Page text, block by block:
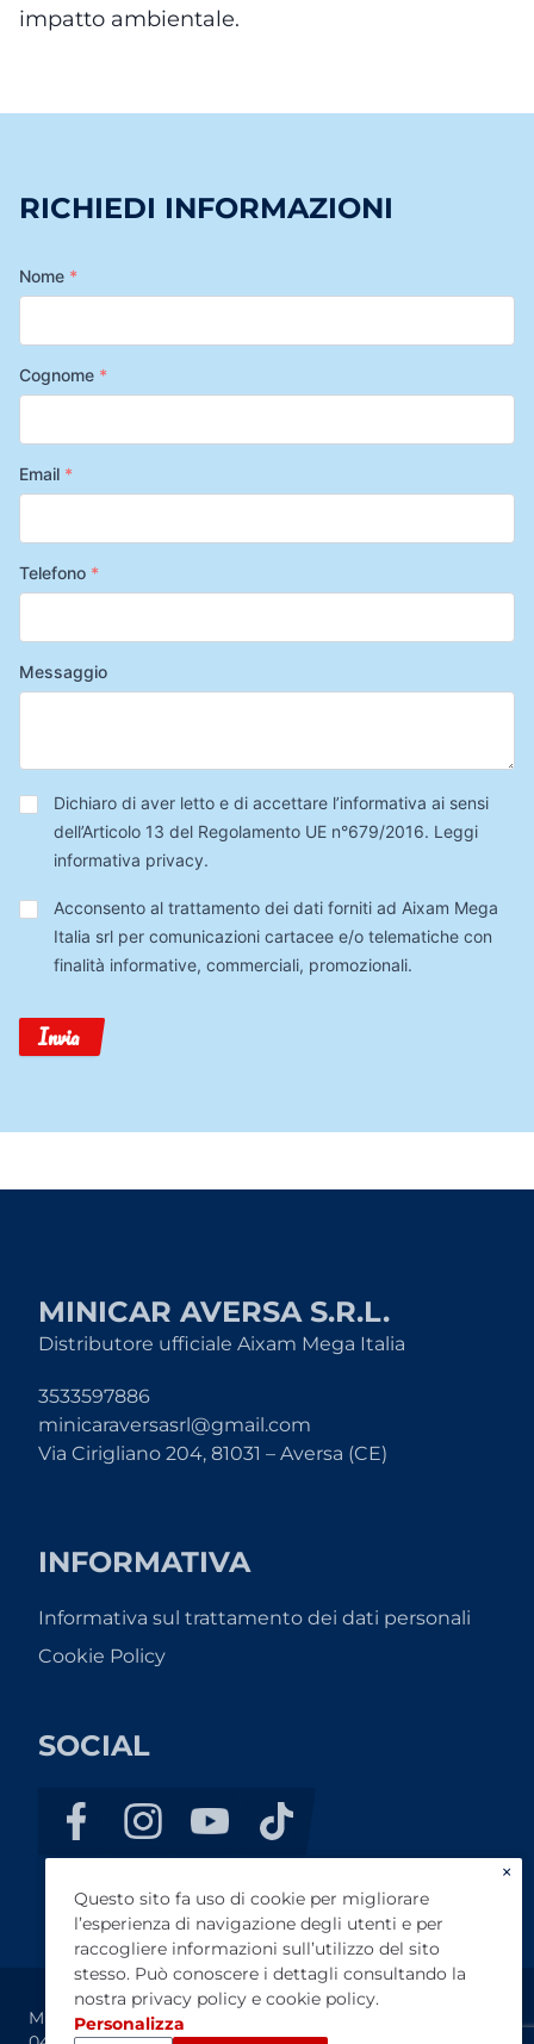
impatto ambientale.
RICHIEDI INFORMAZIONI
Nome *
Cognome *
Email *
Telefono *
Messaggio
Privacy*
Dichiaro di aver letto e di accettare l’informativa ai sensi
dell’Articolo 13 del Regolamento UE n°679/2016. Leggi
informativa privacy.
Trattamento
Dati
Acconsento al trattamento dei dati forniti ad Aixam Mega
Italia srl per comunicazioni cartacee e/o telematiche con
finalità informative, commerciali, promozionali.
Invia
MINICAR AVERSA S.R.L.
Distributore ufficiale Aixam Mega Italia
3533597886
minicaraversasrl@gmail.com
Via Cirigliano 204, 81031 – Aversa (CE)
INFORMATIVA
Informativa sul trattamento dei dati personali
Cookie Policy
SOCIAL
Minicar Aversa s.r.l. - P.IVA IT04854370618 - C.F.
×
Questo sito fa uso di cookie per migliorare
l’esperienza di navigazione degli utenti e per
raccogliere informazioni sull’utilizzo del sito
stesso. Può conoscere i dettagli consultando la
nostra privacy policy e cookie policy.
Personalizza